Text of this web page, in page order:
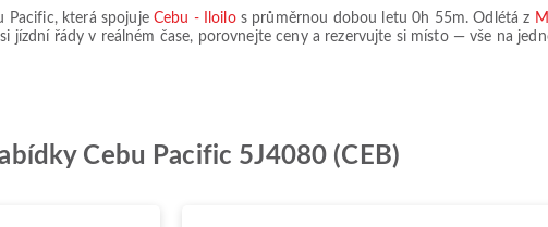
Pacific, která spojuje Cebu - Iloilos průměrnou dobou letu0h 55m. Odlétá z
jízdní řády v reálném čase, porovnejte ceny a rezervujte si místo — vše na
Cebu Pacific 5J4080 (CEB)